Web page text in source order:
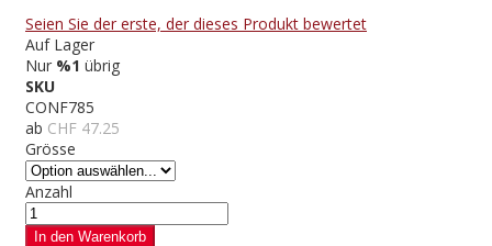
Seien Sie der erste, der dieses Produkt bewertet
Auf Lager
Nur %1 übrig
SKU
CONF785
ab CHF 47.25
Grösse
Anzahl
In den Warenkorb